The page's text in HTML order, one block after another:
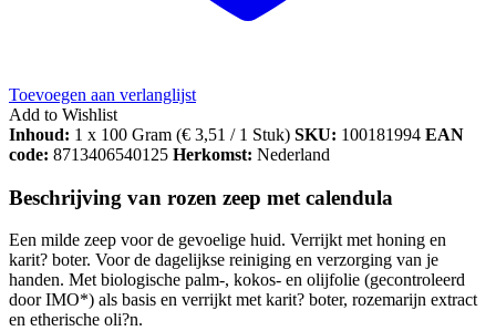
Toevoegen aan verlanglijst
Add to Wishlist
Inhoud: 1 x 100 Gram (€ 3,51 / 1 Stuk) SKU: 100181994 EAN
code: 8713406540125 Herkomst: Nederland
Beschrijving van rozen zeep met calendula
Een milde zeep voor de gevoelige huid. Verrijkt met honing en
karit? boter. Voor de dagelijkse reiniging en verzorging van je
handen. Met biologische palm-, kokos- en olijfolie (gecontroleerd
door IMO*) als basis en verrijkt met karit? boter, rozemarijn extract
en etherische oli?n.